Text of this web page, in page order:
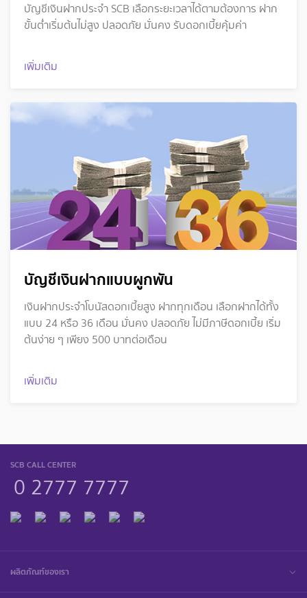
บัญชีเงินฝากประจำ SCB เลือกระยะเวลาได้ตามต้องการ ฝาก
ขั้นต่ำเริ่มต้นไม่สูง ปลอดภัย มั่นคง รับดอกเบี้ยคุ้มค่า
เพิ่มเติม
บัญชีเงินฝากแบบผูกพัน
เงินฝากประจำโบนัสดอกเบี้ยสูง ฝากทุกเดือน เลือกฝากได้ทั้ง
แบบ 24 หรือ 36 เดือน มั่นคง ปลอดภัย ไม่มีภาษีดอกเบี้ย เริ่ม
ต้นง่าย ๆ เพียง 500 บาทต่อเดือน
เพิ่มเติม
SCB CALL CENTER
0 2777 7777
ผลิตภัณฑ์ของเรา